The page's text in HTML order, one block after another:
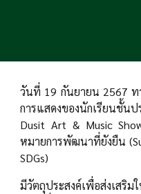
วันที่ 19 กันยายน 2567 ท
การแสดงของนักเรียนชั้
Dusit Art & Music
หมายการพัฒนาที่ยังยืน
SDGs)
มีวัตถุประสงค์เพื่อส่งเสริม